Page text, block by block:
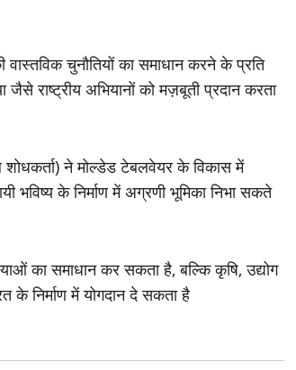
चुनौतियों का समाधान करने के प्रति
राष्ट्रीय अभियानों को मज़बूती प्रदान करता
शोधकर्ता) ने मोल्डेड टेबलवेयर के विकास में
भविष्य के निर्माण में अग्रणी भूमिका निभा सकते
का समाधान कर सकता है, बल्कि कृषि, उद्योग
निर्माण में योगदान दे सकता है